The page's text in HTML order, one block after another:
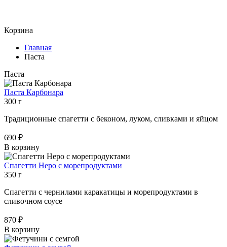
Корзина
Главная
Паста
Паста
Паста Карбонара
300 г
Традиционные спагетти с беконом, луком, сливками и яйцом
690 ₽
В корзину
Спагетти Неро с морепродуктами
350 г
Спагетти с чернилами каракатицы и морепродуктами в
сливочном соусе
870 ₽
В корзину